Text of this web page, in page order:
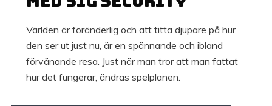
Världen är föränderlig och att titta djupare på hur
den ser ut just nu, är en spännande och ibland
förvånande resa. Just när man tror att man fattat
hur det fungerar, ändras spelplanen.